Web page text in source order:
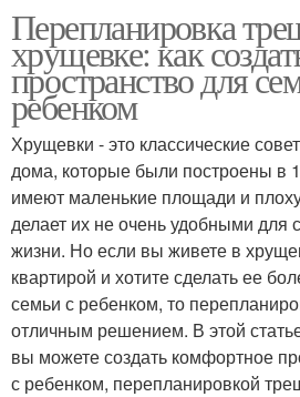
Перепланировка
хрущевке: как
пространство для
ребенком
Хрущевки - это классические
дома, которые были построены в
имеют маленькие площади и
делает их не очень удобными для
жизни. Но если вы живете в
квартирой и хотите сделать ее
семьи с ребенком, то
отличным решением. В этой
вы можете создать комфортное
с ребенком, перепланировкой